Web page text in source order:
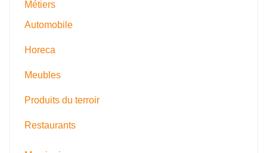
Métiers
Automobile
Horeca
Meubles
Produits du terroir
Restaurants